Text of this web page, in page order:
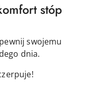
stóp
swojemu
dnia.